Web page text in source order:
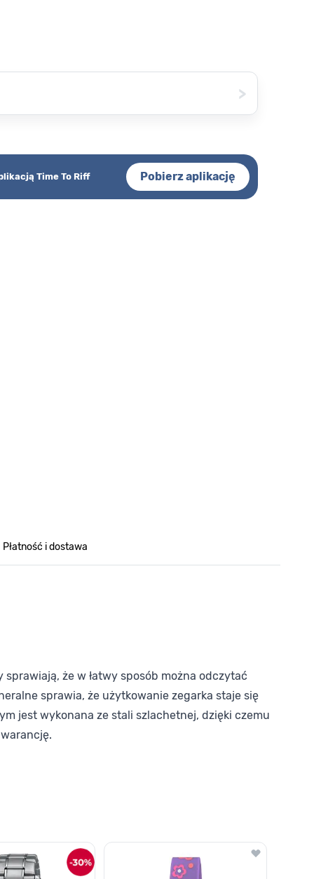
>
Time To Riff Pobierz aplikację
Płatność i dostawa
że w łatwy sposób można odczytać
sprawia, że użytkowanie zegarka staje się
jest wykonana ze stali szlachetnej, dzięki czemu
nawigacji karuzeli za pomocą linka pomijającego.